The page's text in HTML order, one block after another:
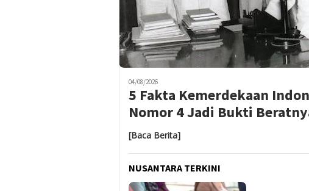
04/08/2026
5 Fakta Kemerdekaan
Nomor 4 Jadi Bukti
[Baca Berita]
NUSANTARA TERKINI